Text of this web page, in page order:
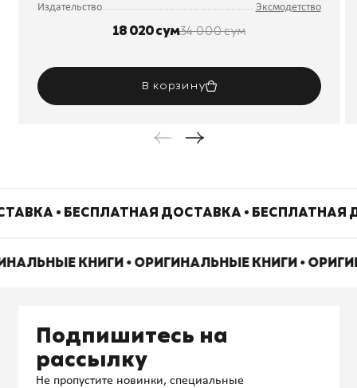
Издательство
Эксмодетство
18 020 сум34 000 сум
В корзину
• БЕСПЛАТНАЯ ДОСТАВКА •
КНИГИ • ОРИГИНАЛЬНЫЕ КНИГИ •
Подпишитесь на
рассылку
Не пропустите новинки, специальные